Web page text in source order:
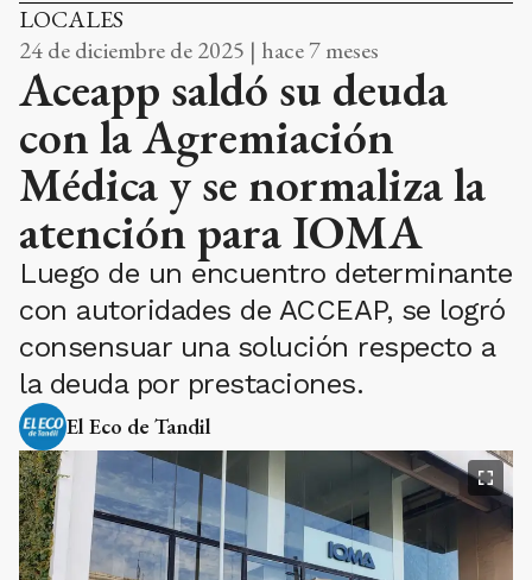
LOCALES
24 de diciembre de 2025 | hace 7 meses
Aceapp saldó su deuda
con la Agremiación
Médica y se normaliza la
atención para IOMA
Luego de un encuentro determinante
con autoridades de ACCEAP, se logró
consensuar una solución respecto a
la deuda por prestaciones.
El Eco de Tandil